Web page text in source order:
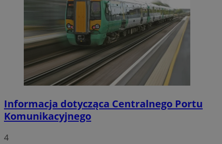
Informacja dotycząca Centralnego Portu
Komunikacyjnego
4